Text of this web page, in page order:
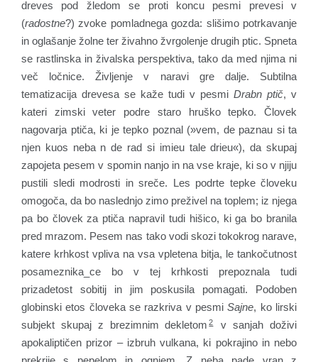
dreves pod žledom se proti koncu pesmi prevesi v
(radostne?) zvoke pomladnega gozda: slišimo potrkavanje
in oglašanje žolne ter živahno žvrgolenje drugih ptic. Spneta
se rastlinska in živalska perspektiva, tako da med njima ni
več ločnice. Življenje v naravi gre dalje. Subtilna
tematizacija drevesa se kaže tudi v pesmi Drabn ptič, v
kateri zimski veter podre staro hruško tepko. Človek
nagovarja ptiča, ki je tepko poznal (»vem, de paznau si ta
njen kuos neba n de rad si imieu tale drieu«), da skupaj
zapojeta pesem v spomin nanjo in na vse kraje, ki so v njiju
pustili sledi modrosti in sreče. Les podrte tepke človeku
omogoča, da bo naslednjo zimo preživel na toplem; iz njega
pa bo človek za ptiča napravil tudi hišico, ki ga bo branila
pred mrazom. Pesem nas tako vodi skozi tokokrog narave,
katere krhkost vpliva na vsa vpletena bitja, le tankočutnost
posameznika_ce bo v tej krhkosti prepoznala tudi
prizadetost sobitij in jim poskusila pomagati. Podoben
globinski etos človeka se razkriva v pesmiSajne, ko lirski
subjekt skupaj z brezimnim dekletom 2
v sanjah doživi
apokaliptičen prizor – izbruh vulkana, ki pokrajino in nebo